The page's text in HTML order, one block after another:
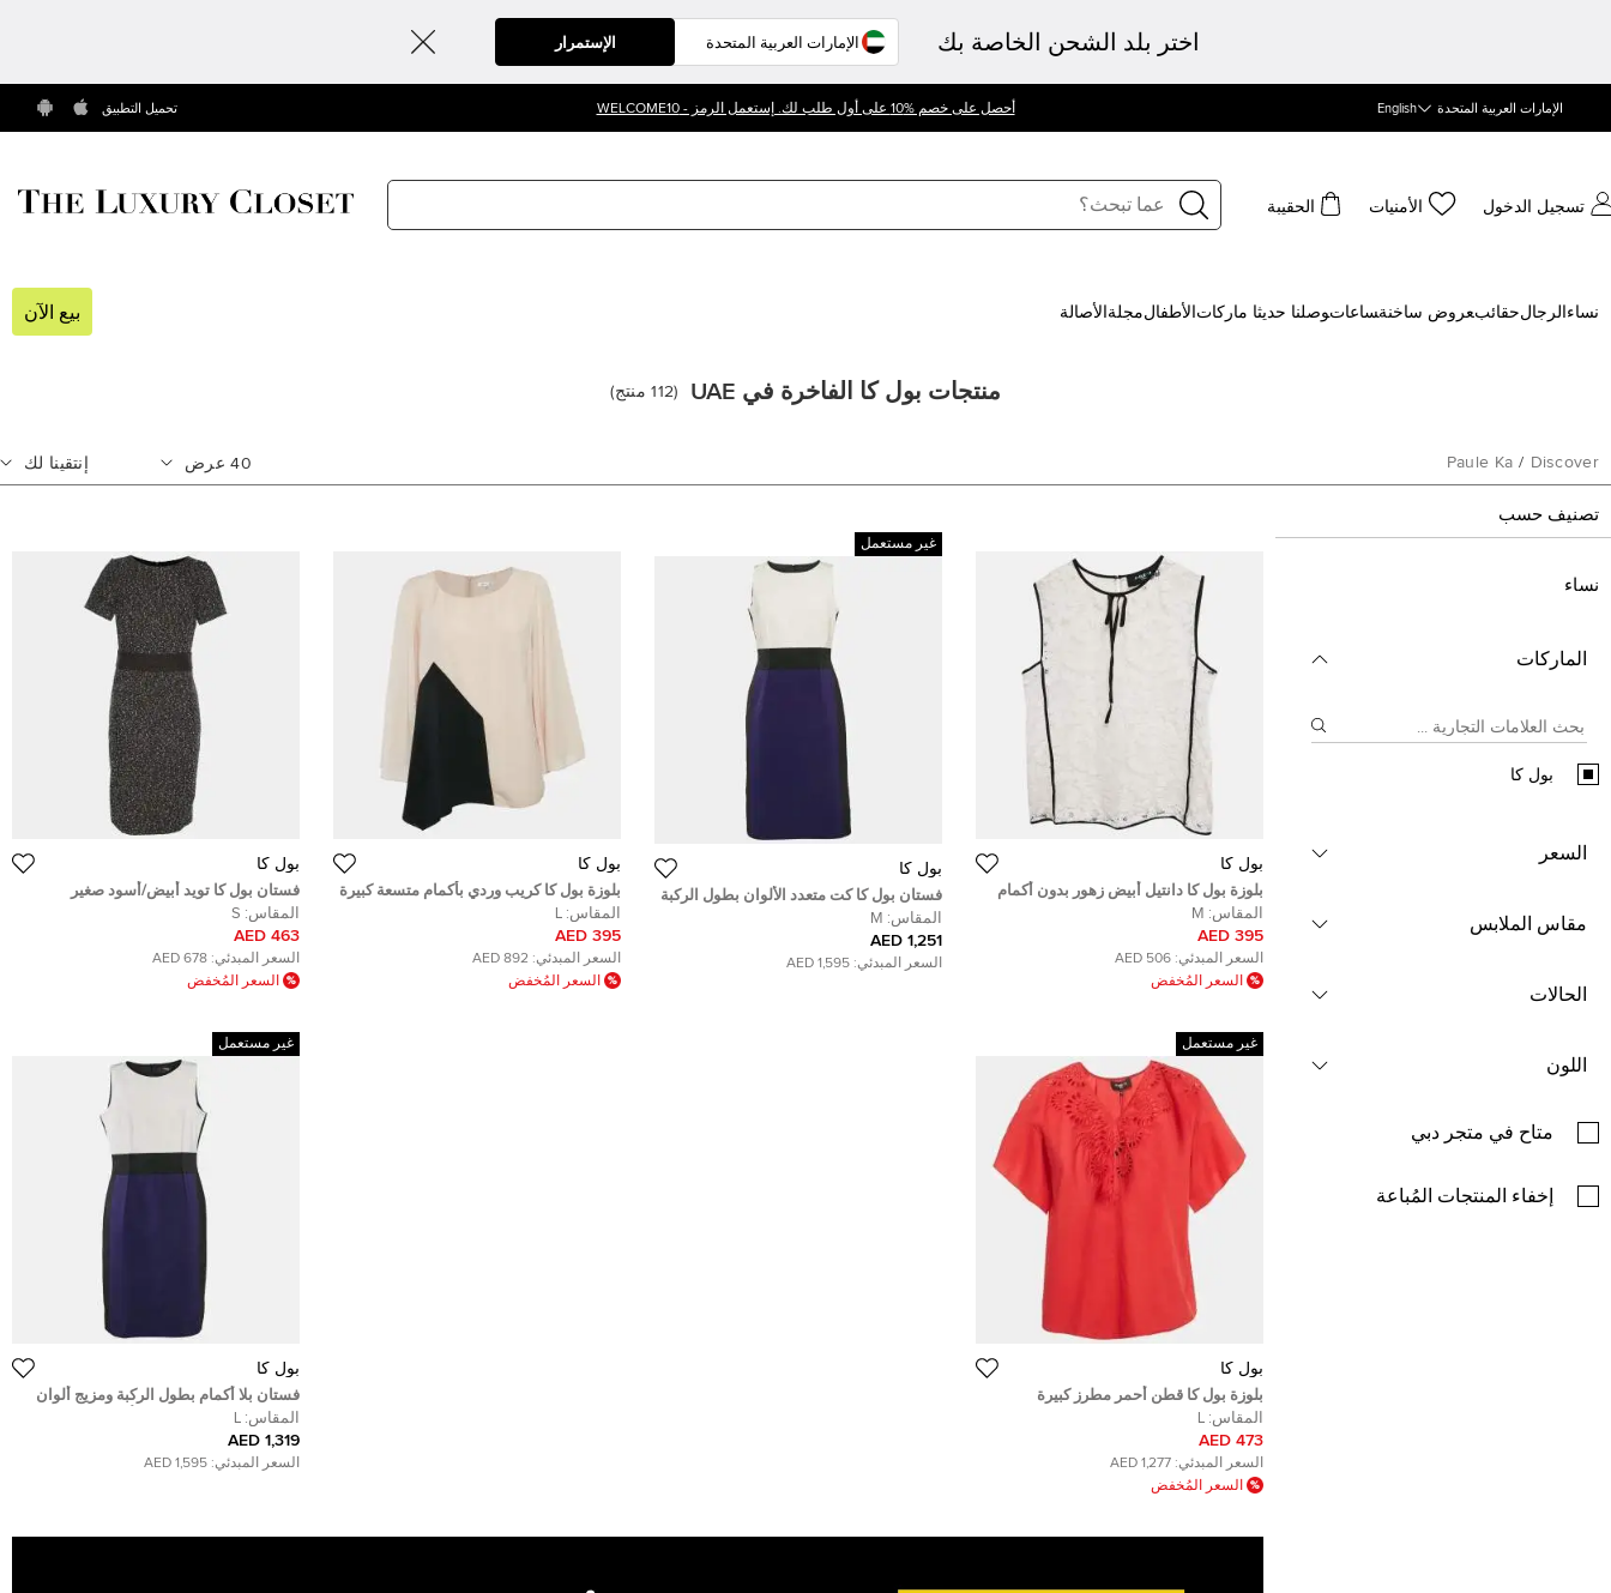
اختر بلد الشحن الخاصة بك الإستمرار
الإمارات العربية المتحدة English أحصل على خصم %10 على أول طلب لك. إستعمل الرمز - WELCOME10 تحميل التطبيق
تسجيل الدخول الأمنيات الحقيبة
نساء الرجالحقائب‍عروض ساخنة‍ساعات‍وصلنا حديثا ‍ ماركات الأطفالمجلة الأصالة بيع الآن
منتجات بول كا الفاخرة في UAE (
112 منتج)
Discover
/
Paule Ka
40 عرض إنتقينا لك
تصنيف حسب
نساء
الماركات
بول كا
السعر
مقاس الملابس
الحالات
اللون
متاح في متجر دبي
إخفاء المنتجات المُباعة
بول كا
بلوزة بول كا دانتيل أبيض زهور بدون أكمام
ميديوم
المقاس: M
395 AED
السعر المبدئي: 506 AED
السعر المُخفض
غير مستعمل
بول كا
فستان بول كا كت متعدد الألوان بطول الركبة
لون-بلوك صناعي متوسط الحجم
المقاس: M
1,251 AED
السعر المبدئي: 1,595 AED
بول كا
بلوزة بول كا كريب وردي بأكمام متسعة كبيرة
المقاس: L
395 AED
السعر المبدئي: 892 AED
السعر المُخفض
بول كا
فستان بول كا تويد أبيض/أسود صغير
المقاس: S
463 AED
السعر المبدئي: 678 AED
السعر المُخفض
غير مستعمل
بول كا
بلوزة بول كا قطن أحمر مطرز كبيرة
المقاس: L
473 AED
السعر المبدئي: 1,277 AED
السعر المُخفض
غير مستعمل
بول كا
فستان بلا أكمام بطول الركبة ومزيج ألوان
صناعي من بول كا متعدد الألوان كبير
المقاس: L
1,319 AED
السعر المبدئي: 1,595 AED